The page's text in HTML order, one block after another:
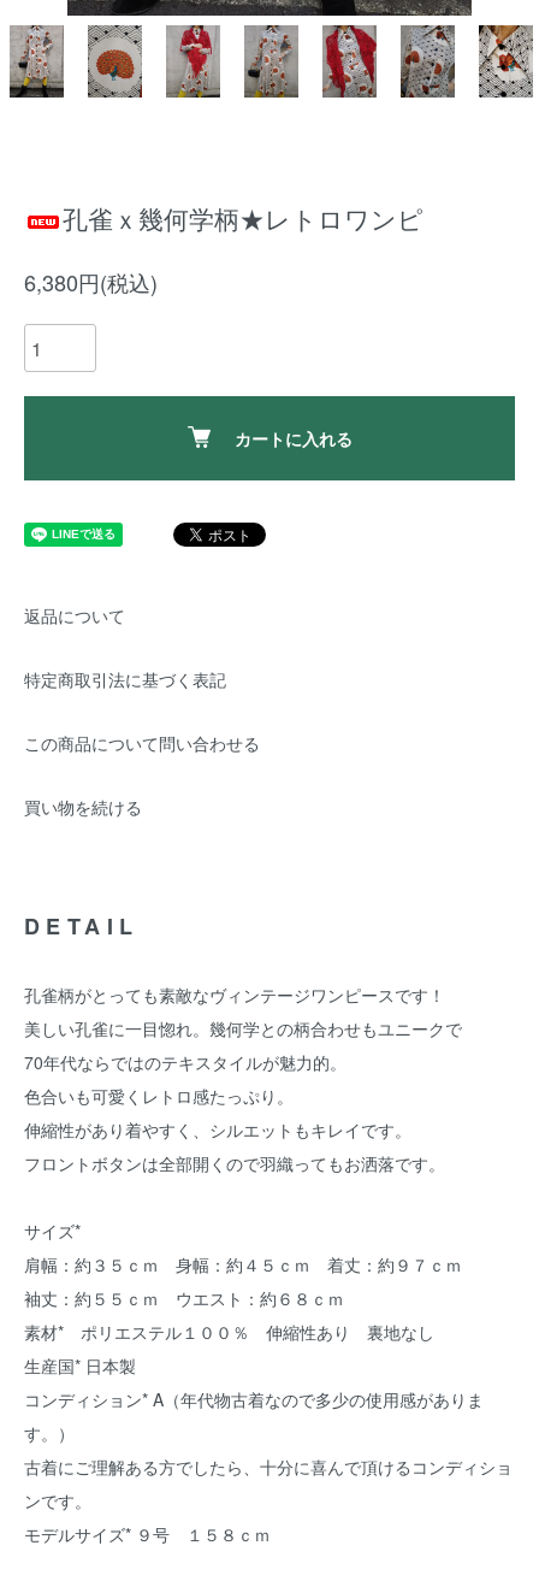
孔雀ｘ幾何学柄★レトロワンピ
6,380円(税込)
カートに入れる
返品について
特定商取引法に基づく表記
この商品について問い合わせる
買い物を続ける
DETAIL
孔雀柄がとっても素敵なヴィンテージワンピースです！
美しい孔雀に一目惚れ。幾何学との柄合わせもユニークで
70年代ならではのテキスタイルが魅力的。
色合いも可愛くレトロ感たっぷり。
伸縮性があり着やすく、シルエットもキレイです。
フロントボタンは全部開くので羽織ってもお洒落です。
サイズ*
肩幅：約３５ｃｍ 身幅：約４５ｃｍ 着丈：約９７ｃｍ
袖丈：約５５ｃｍ ウエスト：約６８ｃｍ
素材* ポリエステル１００％ 伸縮性あり 裏地なし
生産国* 日本製
コンディション* A（年代物古着なので多少の使用感がありま
す。）
古着にご理解ある方でしたら、十分に喜んで頂けるコンディショ
ンです。
モデルサイズ* ９号 １５８ｃｍ